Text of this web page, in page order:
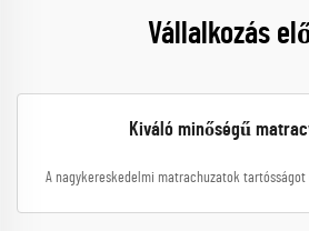
Vállalkozás
Kiváló minőségű
A nagykereskedelmi matrachuzatok